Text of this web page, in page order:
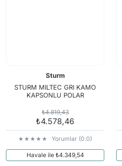
Sturm
STURM MILTEC GRI KAMO
KAPSONLU POLAR
₺4.819,43
₺4.578,46
Yorumlar (0.0)
Havale ile ₺4.349,54